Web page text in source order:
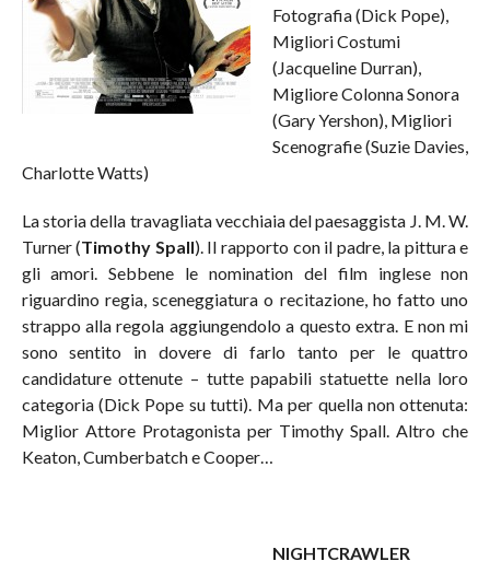
Fotografia (Dick Pope),
Migliori Costumi
(Jacqueline Durran),
Migliore Colonna Sonora
(Gary Yershon), Migliori
Scenografie (Suzie Davies,
Charlotte Watts)
La storia della travagliata vecchiaia del paesaggista J. M. W.
Turner (Timothy Spall). Il rapporto con il padre, la pittura e
gli amori. Sebbene le nomination del film inglese non
riguardino regia, sceneggiatura o recitazione, ho fatto uno
strappo alla regola aggiungendolo a questo extra. E non mi
sono sentito in dovere di farlo tanto per le quattro
candidature ottenute – tutte papabili statuette nella loro
categoria (Dick Pope su tutti). Ma per quella non ottenuta:
Miglior Attore Protagonista per Timothy Spall. Altro che
Keaton, Cumberbatch e Cooper…
NIGHTCRAWLER